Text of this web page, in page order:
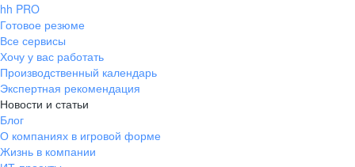
hh PRO
Готовое резюме
Все сервисы
Хочу у вас работать
Производственный календарь
Экспертная рекомендация
Новости и статьи
Блог
О компаниях в игровой форме
Жизнь в компании